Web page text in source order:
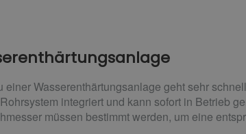
Wasserenthärtungsanlage geht sehr
integriert und kann sofort in Betrieb
müssen bestimmt werden, um eine